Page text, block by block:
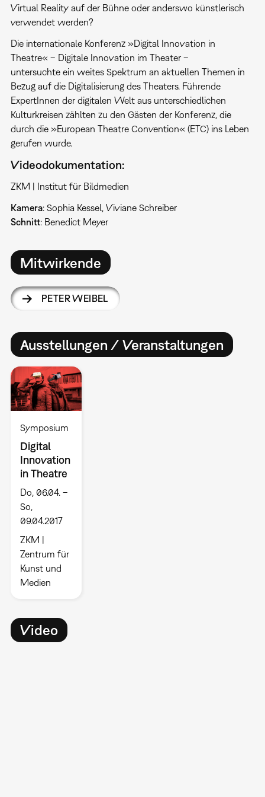
Virtual Reality auf der Bühne oder anderswo künstlerisch
verwendet werden?
Die internationale Konferenz »Digital Innovation in
Theatre« – Digitale Innovation im Theater –
untersuchte ein weites Spektrum an aktuellen Themen in
Bezug auf die Digitalisierung des Theaters. Führende
ExpertInnen der digitalen Welt aus unterschiedlichen
Kulturkreisen zählten zu den Gästen der Konferenz, die
durch die »European Theatre Convention« (ETC) ins Leben
gerufen wurde.
Videodokumentation:
ZKM | Institut für Bildmedien
Kamera: Sophia Kessel, Viviane Schreiber
Schnitt: Benedict Meyer
Mitwirkende
PETER WEIBEL
Ausstellungen / Veranstaltungen
Symposium
Digital
Innovation
in Theatre
Do, 06.04. –
So,
09.04.2017
ZKM |
Zentrum für
Kunst und
Medien
Video